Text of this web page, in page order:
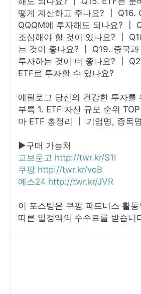
떻게 계산하고 주나요? ┃ Q16.
QQQM에 투자해도 되나요? ┃
조심해야 할 것이 있나요? ┃
는 것이 좋나요? ┃ Q19. 중국과
투자하는 것이 더 좋나요? ┃
ETF로 투자할 수 있나요?
에필로그 당신의 건강한 투자를
부록 1. ETF 자산 규모 순위
마 ETF 총정리 ┃ 기업명, 종목
▶구매 가능처
교보문고 http://twr.kr/S1I
쿠팡 http://twr.kr/voB
예스24 http://twr.kr/JVR
이 포스팅은 쿠팡 파트너스 활
따른 일정액의 수수료를 받습니